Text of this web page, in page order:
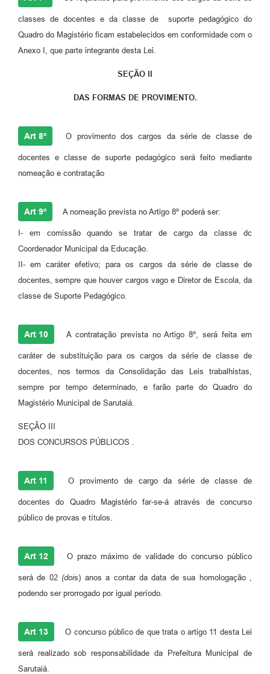
classes de docentes e da classe de suporte pedagógico do
Quadro do Magistério ficam estabelecidos em conformidade com o
Anexo I, que parte integrante desta Lei.
SEÇÃO II
DAS FORMAS DE PROVIMENTO.
Art 8º O provimento dos cargos da série de classe de
docentes e classe de suporte pedagógico será feito mediante
nomeação e contratação
Art 9º A nomeação prevista no Artigo 8º poderá ser:
I- em comissão quando se tratar de cargo da classe dc
Coordenador Municipal da Educação.
II- em caráter efetivo; para os cargos da série de classe de
docentes, sempre que houver cargos vago e Diretor de Escola, da
classe de Suporte Pedagógico.
Art 10 A contratação prevista no Artigo 8º, será feita em
caráter de substituição para os cargos da série de classe de
docentes, nos termos da Consolidação das Leis trabalhistas,
sempre por tempo determinado, e farão parte do Quadro do
Magistério Municipal de Sarutaiá.
SEÇÃO III
DOS CONCURSOS PÚBLICOS .
Art 11 O provimento de cargo da série de classe de
docentes do Quadro Magistério far-se-á através de concurso
público de provas e títulos.
Art 12 O prazo máximo de validade do concurso público
será de 02 (dois) anos a contar da data de sua homologação ,
podendo ser prorrogado por igual período.
Art 13 O concurso público de que trata o artigo 11 desta Lei
será realizado sob responsabilidade da Prefeitura Municipal de
Sarutaiá.